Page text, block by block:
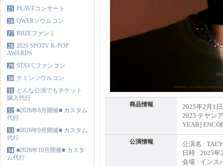
25 PLAVEコンサート
26 QWERソウルコン
27 RIIZEファンミ
28 2026 SPOTV K-POP
AWARDS
29 STAYCファンコン
30 テミンソウルコン
31 どんな公演でもチケット
購入代行
32 ■2026年8月開催■ カスタム
代行
33 ■2026年9月開催■ カスタム
代行
34 ■2026年10月開催■ カスタ
ム代行
商品情報
2025年2月1
2025 テヤン
YEAR]
公演情報
公演名 :
日時 : 2025
会場 : インス